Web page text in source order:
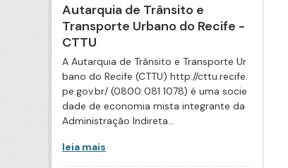
Autarquia de Trânsito e
Transporte Urbano do Recife -
CTTU
A Autarquia de Trânsito e Transporte Ur
bano do Recife (CTTU) http://cttu.recife.
pe.gov.br/ (0800 081 1078) é uma socie
dade de economia mista integrante da
Administração Indireta...
leia mais